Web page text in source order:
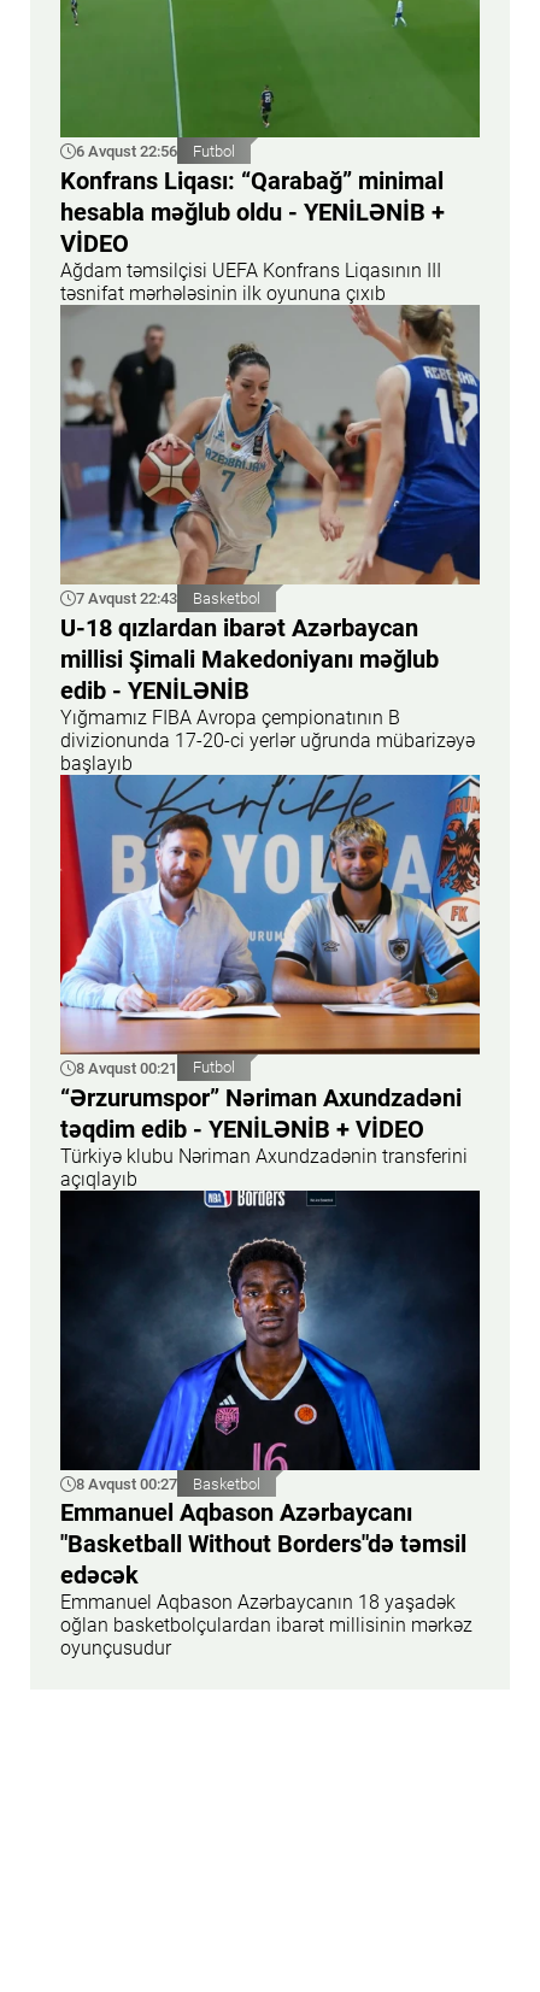
6 Avqust 22:56 Futbol
Konfrans Liqası: “Qarabağ” minimal
hesabla məğlub oldu - YENİLƏNİB +
VİDEO
Ağdam təmsilçisi UEFA Konfrans Liqasının III
təsnifat mərhələsinin ilk oyununa çıxıb
7 Avqust 22:43 Basketbol
U-18 qızlardan ibarət Azərbaycan
millisi Şimali Makedoniyanı məğlub
edib - YENİLƏNİB
Yığmamız FIBA Avropa çempionatının B
divizionunda 17-20-ci yerlər uğrunda mübarizəyə
başlayıb
8 Avqust 00:21 Futbol
“Ərzurumspor” Nəriman Axundzadəni
təqdim edib - YENİLƏNİB + VİDEO
Türkiyə klubu Nəriman Axundzadənin transferini
açıqlayıb
8 Avqust 00:27 Basketbol
Emmanuel Aqbason Azərbaycanı
"Basketball Without Borders"də təmsil
edəcək
Emmanuel Aqbason Azərbaycanın 18 yaşadək
oğlan basketbolçulardan ibarət millisinin mərkəz
oyunçusudur